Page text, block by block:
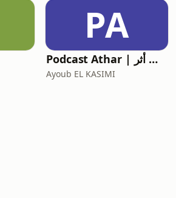
PA
Podcast Athar | بودكاست أثر
Ayoub EL KASIMI